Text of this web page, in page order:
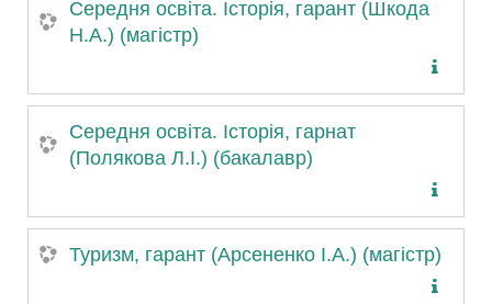
Середня освіта. Історія, гарант (Шкода
Н.А.) (магістр)
Середня освіта. Історія, гарнат
(Полякова Л.І.) (бакалавр)
Туризм, гарант (Арсененко І.А.) (магістр)